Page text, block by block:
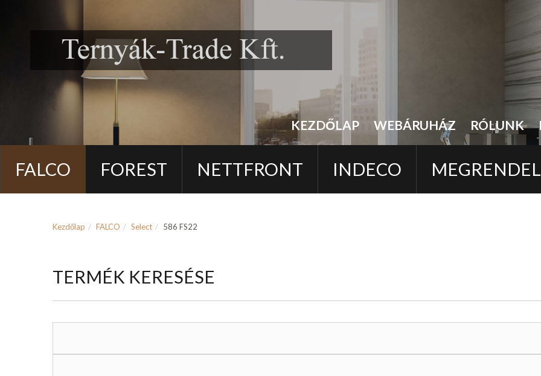
KEZDŐLAP WEBÁRUHÁZ RÓLUNK
FALCO FOREST NETTFRONT INDECO
Kezdőlap FALCO Select 586 FS22
TERMÉK KERESÉSE